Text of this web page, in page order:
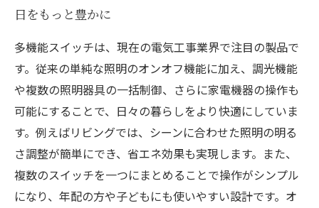
日をもっと豊かに
多機能スイッチは、現在の電気工事業界で注目の製品で
す。従来の単純な照明のオンオフ機能に加え、調光機能
や複数の照明器具の一括制御、さらに家電機器の操作も
可能にすることで、日々の暮らしをより快適にしていま
す。例えばリビングでは、シーンに合わせた照明の明る
さ調整が簡単にでき、省エネ効果も実現します。また、
複数のスイッチを一つにまとめることで操作がシンプル
になり、年配の方や子どもにも使いやすい設計です。オ